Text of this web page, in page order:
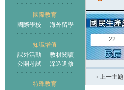
國際教育
國際學校
海外留學
知識增值
課外活動
教材閱讀
公開考試
深造進修
特殊教育
22
‹ 上一主題